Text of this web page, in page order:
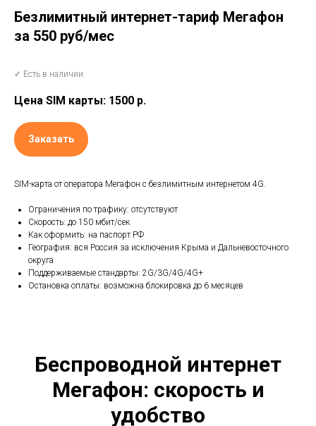
Безлимитный интернет-тариф Мегафон
за 550 руб/мес
✓ Есть в наличии
Цена SIM карты: 1500 р.
Заказать
SIM-карта от оператора Мегафон с безлимитным интернетом 4G.
Ограничения по трафику: отсутствуют
Скорость: до 150 мбит/сек
Как оформить: на паспорт РФ
География: вся Россия за исключения Крыма и Дальневосточного
округа
Поддерживаемые стандарты: 2G/3G/4G/4G+
Остановка оплаты: возможна блокировка до 6 месяцев
Беспроводной интернет
Мегафон: скорость и
удобство